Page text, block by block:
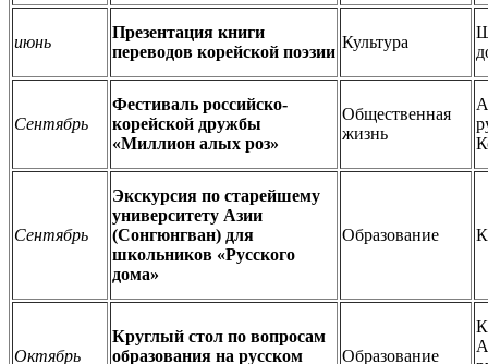
июнь
Презентация книги
переводов корейской поэзии
Культура
Сентябрь
Фестиваль российско-
корейской дружбы
«Миллион алых роз»
Общественная
жизнь
Сентябрь
Экскурсия по старейшему
университету Азии
(Сонгюнгван) для
школьников «Русского
дома»
Образование
Октябрь
Круглый стол по вопросам
образования на русском
Образование